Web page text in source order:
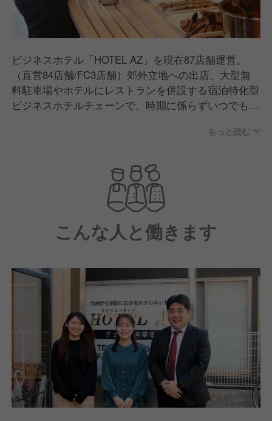
ビジネスホテル「HOTEL AZ」を現在87店舗運営。
（直営84店舗/FC3店舗）郊外立地への出店、大型無
料駐車場やホテルにレストランを併設する宿泊特化型
ビジネスホテルチェーンで、時期に係らずいつでも同
ネスモデルで新しいホテル経営を追求しています
もっと読む
こんな人と働きます